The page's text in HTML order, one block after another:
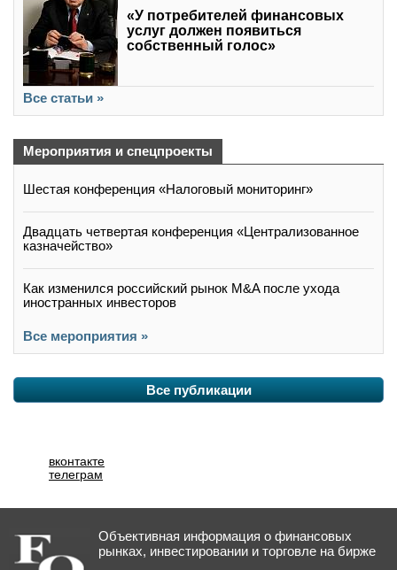
«У потребителей финансовых
услуг должен появиться
собственный голос»
Все статьи »
Мероприятия и спецпроекты
Шестая конференция «Налоговый мониторинг»
Двадцать четвертая конференция «Централизованное
казначейство»
Как изменился российский рынок M&A после ухода
иностранных инвесторов
Все мероприятия »
Все публикации
вконтакте
телеграм
Объективная информация о финансовых
рынках, инвестировании и торговле на бирже